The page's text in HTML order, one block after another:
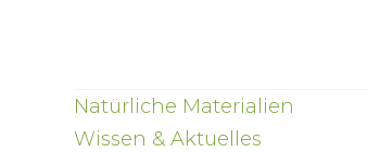
Natürliche Materialien
Wissen & Aktuelles